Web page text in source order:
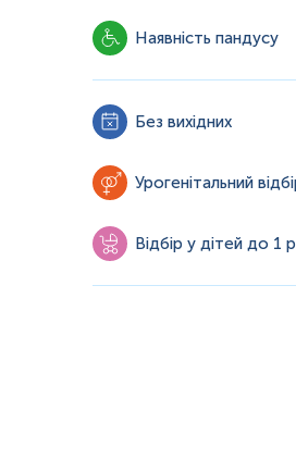
Наявність пандусу
Без вихідних
Урогенітальний
Відбір у дітей до 1